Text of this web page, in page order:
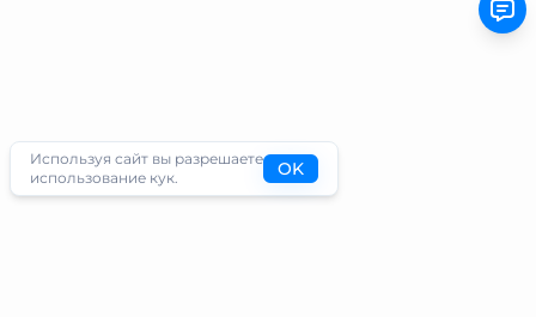
Используя сайт вы разрешаете
использование кук.
OK